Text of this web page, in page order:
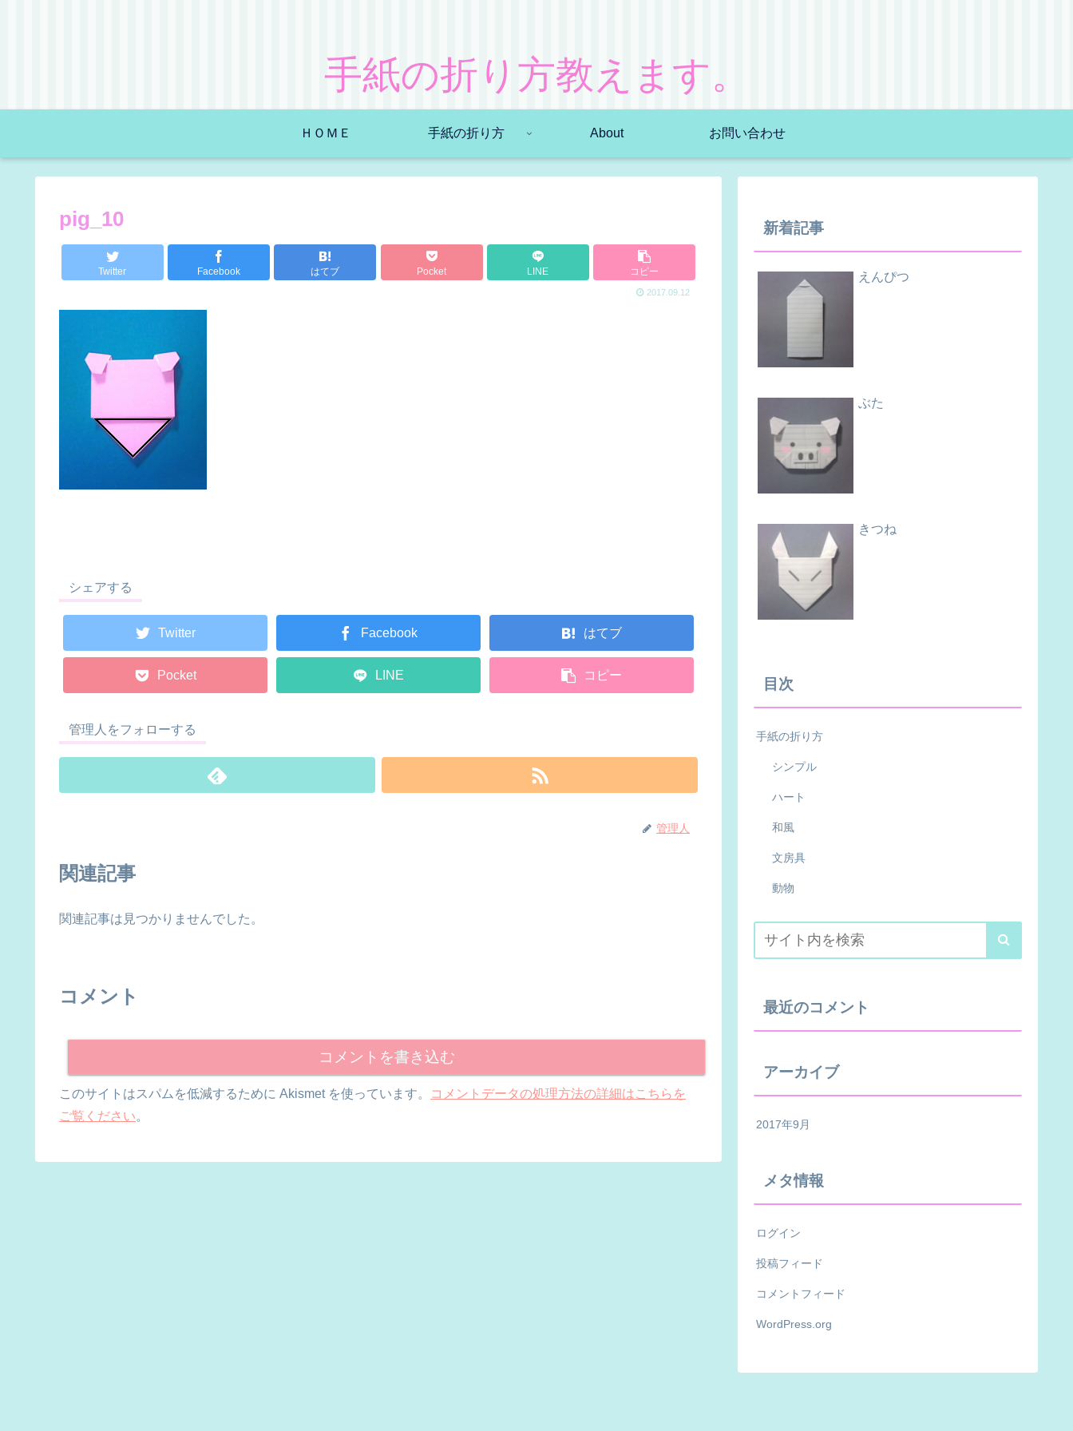
手紙の折り方教えます。
ＨＯＭＥ 手紙の折り方 About お問い合わせ
pig_10
Twitter Facebook はてブ Pocket LINE コピー
2017.09.12
シェアする
Twitter Facebook はてブ
Pocket LINE コピー
管理人をフォローする
管理人
関連記事
関連記事は見つかりませんでした。
コメント
コメントを書き込む
このサイトはスパムを低減するために Akismet を使っています。
コメントデータの処理方法の詳細はこちらを
ご覧ください。
新着記事
えんぴつ
ぶた
きつね
目次
手紙の折り方
シンプル
ハート
和風
文房具
動物
最近のコメント
アーカイブ
2017年9月
メタ情報
ログイン
投稿フィード
コメントフィード
WordPress.org